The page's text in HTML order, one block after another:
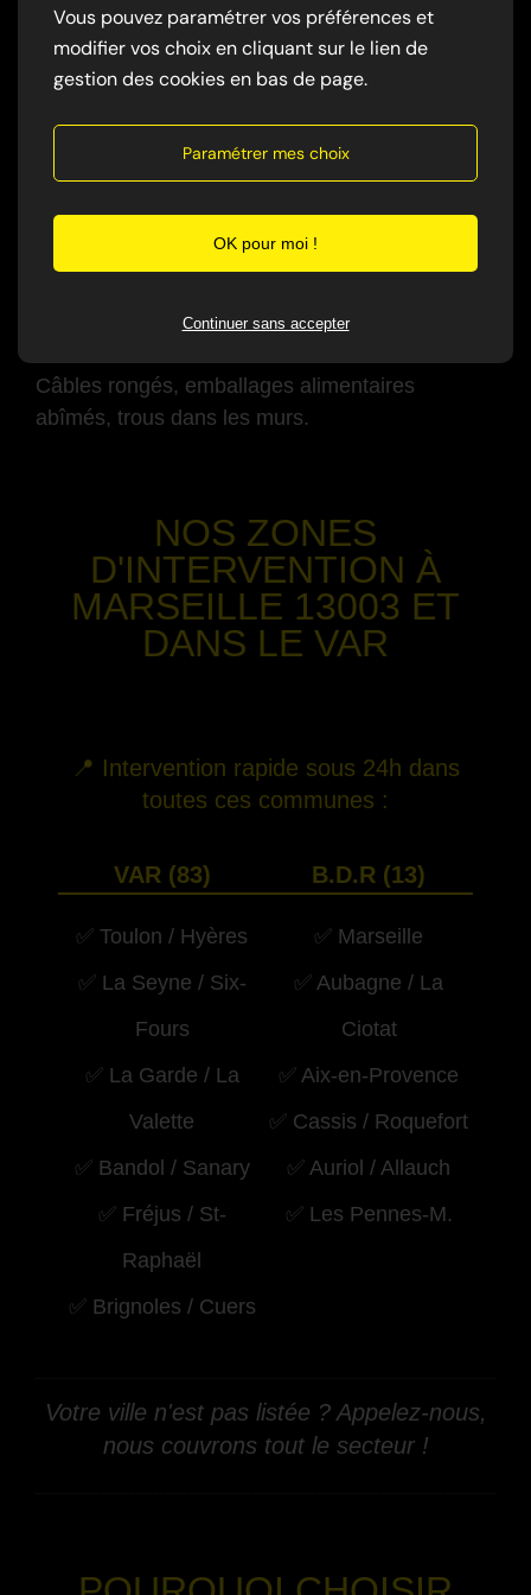
Grattements, déplacements, surtout la nuit.
✅ Traces et excréments
crottes noires
odeur persistante
✅ Dégâts visibles
Câbles rongés, emballages alimentaires
abîmés, trous dans les murs.
NOS ZONES
D'INTERVENTION À
MARSEILLE 13003 ET
DANS LE VAR
📍 Intervention rapide sous 24h dans
toutes ces communes :
VAR (83)
✅ Toulon / Hyères
✅ La Seyne / Six-
Fours
✅ La Garde / La
Valette
✅ Bandol / Sanary
✅ Fréjus / St-
Raphaël
✅ Brignoles / Cuers
B.D.R (13)
✅ Marseille
✅ Aubagne / La
Ciotat
✅ Aix-en-Provence
✅ Cassis / Roquefort
✅ Auriol / Allauch
✅ Les Pennes-M.
Votre ville n'est pas listée ? Appelez-nous,
nous couvrons tout le secteur !
Vous pouvez paramétrer vos préférences et
modifier vos choix en cliquant sur le lien de
gestion des cookies en bas de page.
Paramétrer mes choix
OK pour moi !
Continuer sans accepter